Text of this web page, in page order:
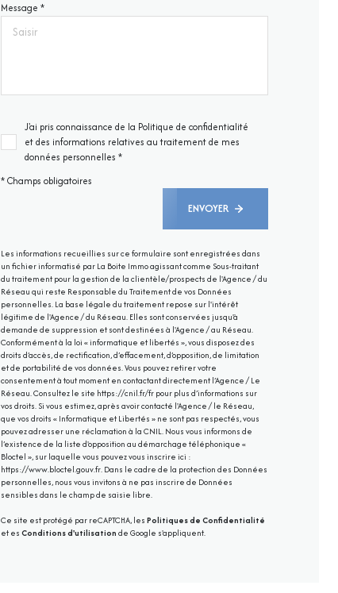
Message *
J'ai pris connaissance de la Politique de confidentialité
et des informations relatives au traitement de mes
données personnelles *
* Champs obligatoires
ENVOYER
Les informations recueillies sur ce formulaire sont enregistrées dans
un fichier informatisé par La Boite Immo agissant comme Sous-traitant
du traitement pour la gestion de la clientèle/prospects de l'Agence / du
Réseau qui reste Responsable du Traitement de vos Données
personnelles. La base légale du traitement repose sur l'intérêt
légitime de l'Agence / du Réseau. Elles sont conservées jusqu'à
demande de suppression et sont destinées à l'Agence / au Réseau.
Conformément à la loi « informatique et libertés », vous disposez des
droits d’accès, de rectification, d’effacement, d’opposition, de limitation
et de portabilité de vos données. Vous pouvez retirer votre
consentement à tout moment en contactant directement l’Agence / Le
Réseau. Consultez le site https://cnil.fr/frpour plus d’informations sur
vos droits. Si vous estimez, après avoir contacté l'Agence / le Réseau,
que vos droits « Informatique et Libertés » ne sont pas respectés, vous
pouvez adresser une réclamation à la CNIL. Nous vous informons de
l’existence de la liste d'opposition au démarchage téléphonique «
Bloctel », sur laquelle vous pouvez vous inscrire ici :
https://www.bloctel.gouv.fr. Dans le cadre de la protection des Données
personnelles, nous vous invitons à ne pas inscrire de Données
sensibles dans le champ de saisie libre.
Ce site est protégé par reCAPTCHA, les Politiques de Confidentialité
et es Conditions d'utilisation de Google s'appliquent.